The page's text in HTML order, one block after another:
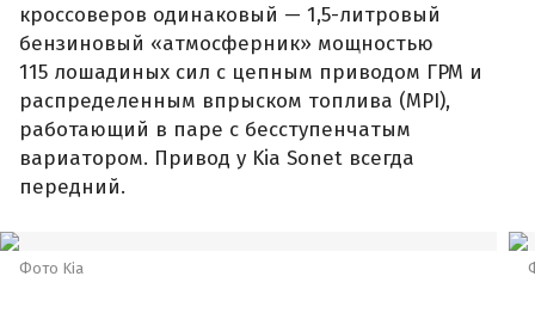
кроссоверов одинаковый — 1,5-литровый
бензиновый «атмосферник» мощностью
115 лошадиных сил с цепным приводом ГРМ и
распределенным впрыском топлива (MPI),
работающий в паре с бесступенчатым
вариатором. Привод у Kia Sonet всегда
передний.
Фото Kia